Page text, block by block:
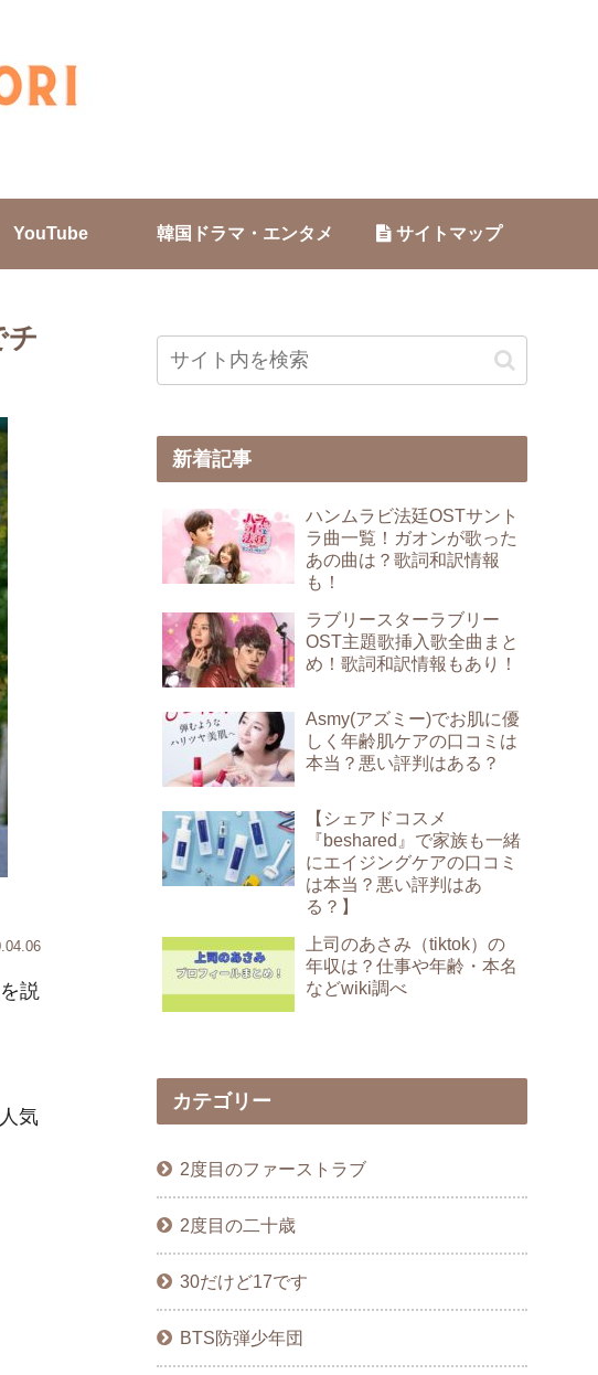
YouTube 韓国ドラマ・エンタメ サイトマップ
チ
説
気
新着記事
ハンムラビ法廷OSTサント
ラ曲一覧！ガオンが歌った
あの曲は？歌詞和訳情報
も！
ラブリースターラブリー
OST主題歌挿入歌全曲まと
め！歌詞和訳情報もあり！
Asmy(アズミー)でお肌に優
しく年齢肌ケアの口コミは
本当？悪い評判はある？
【シェアドコスメ
『beshared』で家族も一緒
にエイジングケアの口コミ
は本当？悪い評判はあ
る？】
上司のあさみ（tiktok）の
年収は？仕事や年齢・本名
などwiki調べ
カテゴリー
2度目のファーストラブ
2度目の二十歳
30だけど17です
BTS防弾少年団